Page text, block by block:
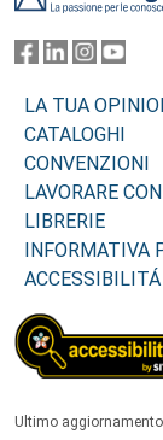
LA TUA
CATALOGHI
CONVENZIONI
LAVORARE
LIBRERIE
INFORMATIVA
ACCESSIBILITÁ
Ultimo